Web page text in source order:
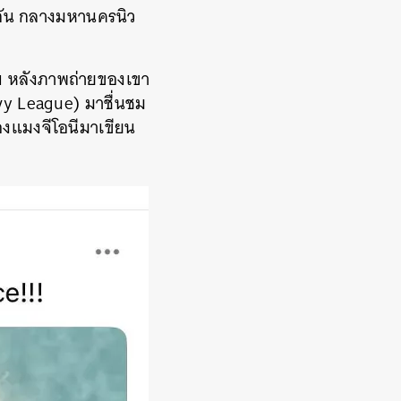
กลางมหานครนิว
ลังภาพถ่ายของเขา
League) มาชื่นชม
แมงจีโอนีมาเขียน